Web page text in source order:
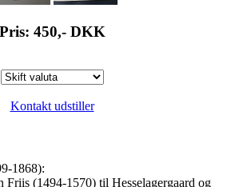
Pris: 450,- DKK
Kontakt udstiller
1868):
Friis (1494-1570) til Hesselagergaard og